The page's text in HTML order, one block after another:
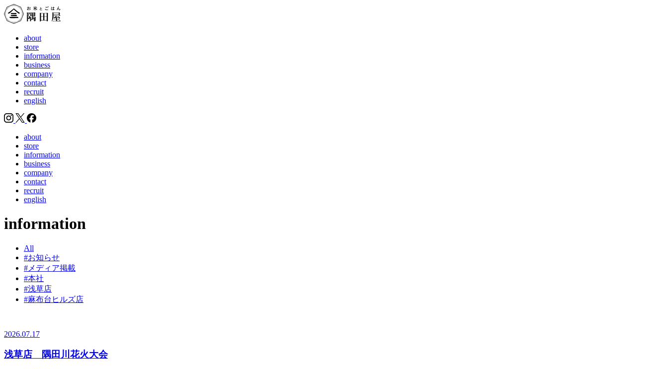
about
store
information
business
company
contact
recruit
english
about
store
information
business
company
contact
recruit
english
information
All
#お知らせ
#メディア掲載
#本社
#浅草店
#麻布台ヒルズ店
2026.07.17
浅草店 隅田川花火大会